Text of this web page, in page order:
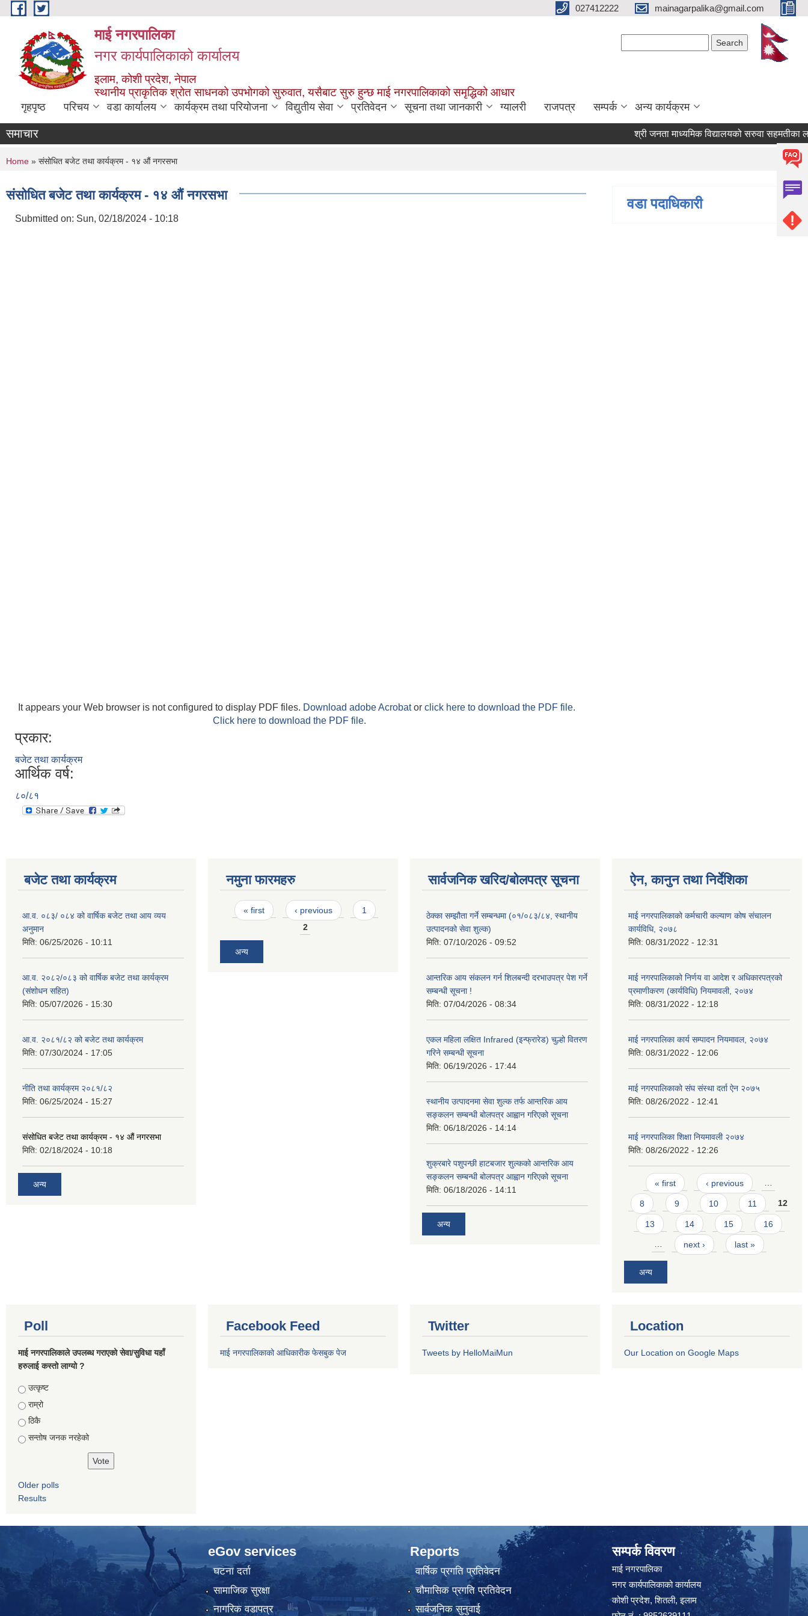
Skip to main content 027412222 mainagarpalika@gmail.com
माई नगरपालिका
नगर कार्यपालिकाको कार्यालय
इलाम, कोशी प्रदेश, नेपाल
स्थानीय प्राकृतिक श्रोत साधनको उपभोगको सुरुवात, यसैबाट सुरु हुन्छ माई नगरपालिकाको समृद्धिको आधार
गृहपृष्ठ परिचय वडा कार्यालय कार्यक्रम तथा परियोजना विद्युतीय सेवा प्रतिवेदन सूचना तथा जानकारी ग्यालरी राजपत्र सम्पर्क अन्य कार्यक्रम
समाचार श्री जनता माध्यमिक विद्यालयको सरुवा सहमतीका लागि
You are here
Home » संसोधित बजेट तथा कार्यक्रम - १४ औं नगरसभा
संसोधित बजेट तथा कार्यक्रम - १४ औं नगरसभा
Submitted on: Sun, 02/18/2024 - 10:18
It appears your Web browser is not configured to display PDF files. Download adobe Acrobator click here to download the PDF file.
Click here to download the PDF file.
प्रकार:
बजेट तथा कार्यक्रम
आर्थिक वर्ष:
८०/८१
वडा पदाधिकारी
बजेट तथा कार्यक्रम
आ.व. ०८३/ ०८४ को वार्षिक बजेट तथा आय व्यय
अनुमान
मिति: 06/25/2026 - 10:11
आ.व. २०८२/०८३ को वार्षिक बजेट तथा कार्यक्रम
(संशोधन सहित)
मिति: 05/07/2026 - 15:30
आ.व. २०८१/८२ को बजेट तथा कार्यक्रम
मिति: 07/30/2024 - 17:05
नीति तथा कार्यक्रम २०८१/८२
मिति: 06/25/2024 - 15:27
संसोधित बजेट तथा कार्यक्रम - १४ औं नगरसभा
मिति: 02/18/2024 - 10:18
अन्य
नमुना फारमहरु
Pages
« first ‹ previous
1
2
अन्य
सार्वजनिक खरिद/बोलपत्र सूचना
ठेक्का सम्झौता गर्ने सम्बन्धमा (०१/०८३/८४, स्थानीय
उत्पादनको सेवा शुल्क)
मिति: 07/10/2026 - 09:52
आन्तरिक आय संकलन गर्न शिलबन्दी दरभाउपत्र पेश गर्ने
सम्बन्धी सूचना !
मिति: 07/04/2026 - 08:34
एकल महिला लक्षित Infrared (इन्फ्रारेड) चुल्हो वितरण
गरिने सम्बन्धी सूचना
मिति: 06/19/2026 - 17:44
स्थानीय उत्पादनमा सेवा शुल्क तर्फ आन्तरिक आय
सङ्कलन सम्बन्धी बोलपत्र आह्वान गरिएको सूचना
मिति: 06/18/2026 - 14:14
शुक्रबारे पशुपन्छी हाटबजार शुल्कको आन्तरिक आय
सङ्कलन सम्बन्धी बोलपत्र आह्वान गरिएको सूचना
मिति: 06/18/2026 - 14:11
अन्य
ऐन, कानुन तथा निर्देशिका
माई नगरपालिकाको कर्मचारी कल्याण कोष संचालन
कार्यविधि, २०७८
मिति: 08/31/2022 - 12:31
माई नगरपालिकाको निर्णय वा आदेश र अधिकारपत्रको
प्रमाणीकरण (कार्यविधि) नियमावली, २०७४
मिति: 08/31/2022 - 12:18
माई नगरपालिका कार्य सम्पादन नियमावल, २०७४
मिति: 08/31/2022 - 12:06
माई नगरपालिकाको संघ संस्था दर्ता ऐन २०७५
मिति: 08/26/2022 - 12:41
माई नगरपालिका शिक्षा नियमावली २०७४
मिति: 08/26/2022 - 12:26
Pages
« first ‹ previous …
8 9 10 11 12
13 14 15 16
… next › last »
अन्य
Poll
माई नगरपालिकाले उपलब्ध गराएको सेवा/सुविधा यहाँ
हरुलाई कस्तो लाग्यो ?
Choices
उत्कृष्ट
राम्रो
ठिकै
सन्तोष जनक नरहेको
Older polls
Results
Facebook Feed
माई नगरपालिकाको आधिकारीक फेसबुक पेज
Twitter
Tweets by HelloMaiMun
Location
Our Location on Google Maps
eGov services
घटना दर्ता
सामाजिक सुरक्षा
नागरिक वडापत्र
Reports
वार्षिक प्रगति प्रतिवेदन
चौमासिक प्रगति प्रतिवेदन
सार्वजनिक सुनुवाई
सम्पर्क विवरण
माई नगरपालिका
नगर कार्यपालिकाको कार्यालय
कोशी प्रदेश, शितली, इलाम